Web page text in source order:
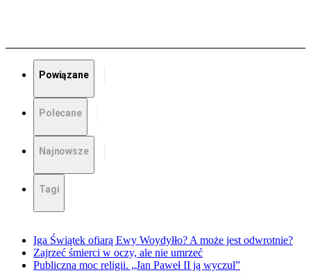
Powiązane
Polecane
Najnowsze
Tagi
Iga Świątek ofiarą Ewy Woydyłło? A może jest odwrotnie?
Zajrzeć śmierci w oczy, ale nie umrzeć
Publiczna moc religii. „Jan Paweł II ją wyczuł”